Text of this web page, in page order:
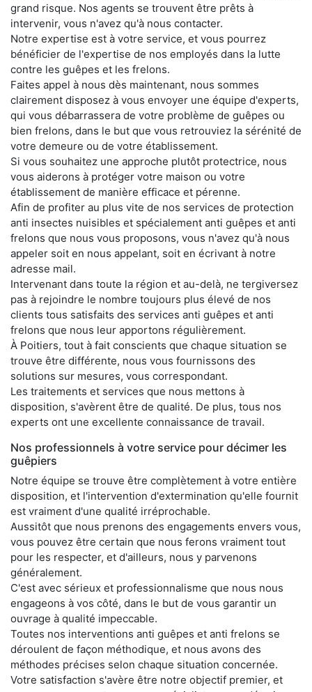
grand risque. Nos agents se trouvent être prêts à
intervenir, vous n'avez qu'à nous contacter.
Notre expertise est à votre service, et vous pourrez
bénéficier de l'expertise de nos employés dans la lutte
contre les guêpes et les frelons.
Faites appel à nous dès maintenant, nous sommes
clairement disposez à vous envoyer une équipe d'experts,
qui vous débarrassera de votre problème de guêpes ou
bien frelons, dans le but que vous retrouviez la sérénité de
votre demeure ou de votre établissement.
Si vous souhaitez une approche plutôt protectrice, nous
vous aiderons à protéger votre maison ou votre
établissement de manière efficace et pérenne.
Afin de profiter au plus vite de nos services de protection
anti insectes nuisibles et spécialement anti guêpes et anti
frelons que nous vous proposons, vous n'avez qu'à nous
appeler soit en nous appelant, soit en écrivant à notre
adresse mail.
Intervenant dans toute la région et au-delà, ne tergiversez
pas à rejoindre le nombre toujours plus élevé de nos
clients tous satisfaits des services anti guêpes et anti
frelons que nous leur apportons régulièrement.
À Poitiers, tout à fait conscients que chaque situation se
trouve être différente, nous vous fournissons des
solutions sur mesures, vous correspondant.
Les traitements et services que nous mettons à
disposition, s'avèrent être de qualité. De plus, tous nos
experts ont une excellente connaissance de travail.
Nos professionnels à votre service pour décimer les
guêpiers
Notre équipe se trouve être complètement à votre entière
disposition, et l'intervention d'extermination qu'elle fournit
est vraiment d'une qualité irréprochable.
Aussitôt que nous prenons des engagements envers vous,
vous pouvez être certain que nous ferons vraiment tout
pour les respecter, et d'ailleurs, nous y parvenons
généralement.
C'est avec sérieux et professionnalisme que nous nous
engageons à vos côté, dans le but de vous garantir un
ouvrage à qualité impeccable.
Toutes nos interventions anti guêpes et anti frelons se
déroulent de façon méthodique, et nous avons des
méthodes précises selon chaque situation concernée.
Votre satisfaction s'avère être notre objectif premier, et